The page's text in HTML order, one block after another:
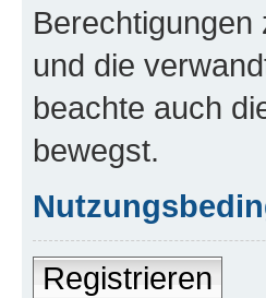
und die
beachte auch
bewegst.
Registrieren